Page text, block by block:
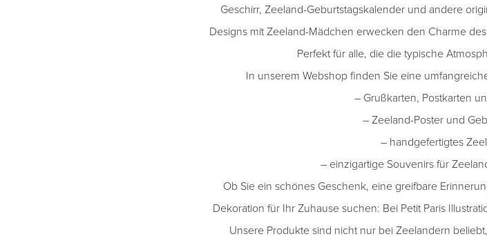
Geschirr, Zeeland-Geburtstagskalender und andere
Designs mit Zeeland-Mädchen erwecken den Charme
Perfekt für alle, die die typische
In unserem Webshop finden Sie eine
– Grußkarten, Postkarten
– Zeeland-Poster und
– handgefertigtes
– einzigartige Souvenirs für
Ob Sie ein schönes Geschenk, eine greifbare
Dekoration für Ihr Zuhause suchen: Bei Petit Paris
Unsere Produkte sind nicht nur bei Zeelandern